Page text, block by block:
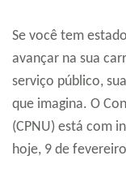
Se você tem
avançar na sua
serviço público,
que imagina. O
(CPNU) está com
hoje, 9 de